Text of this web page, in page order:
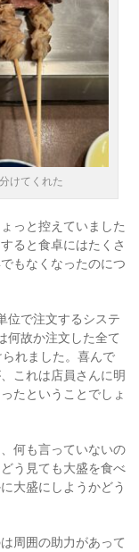
けてくれた
っと控えていました
ると食卓にはたくさ
もなくなったのにつ
位で注文するシステ
何故か注文した全て
れました。喜んで
これは店員さんに明
たということでしょ
何も言っていないの
う見ても大盛を食べ
大盛にしようかどう
周囲の助力があって